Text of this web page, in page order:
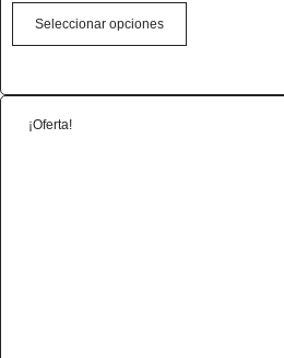
Seleccionar opciones
¡Oferta!